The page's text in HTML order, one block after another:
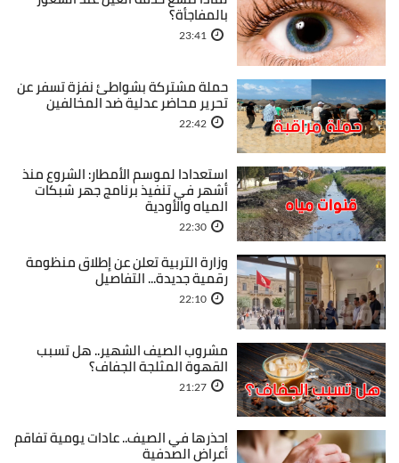
بالمفاجأة؟
23:41
حملة مشتركة بشواطئ نفزة تسفر عن
تحرير محاضر عدلية ضد المخالفين
22:42
استعدادا لموسم الأمطار: الشروع منذ
أشهر في تنفيذ برنامج جهر شبكات
المياه والأودية
22:30
وزارة التربية تعلن عن إطلاق منظومة
رقمية جديدة... التفاصيل
22:10
مشروب الصيف الشهير.. هل تسبب
القهوة المثلجة الجفاف؟
21:27
احذرها في الصيف.. عادات يومية تفاقم
أعراض الصدفية